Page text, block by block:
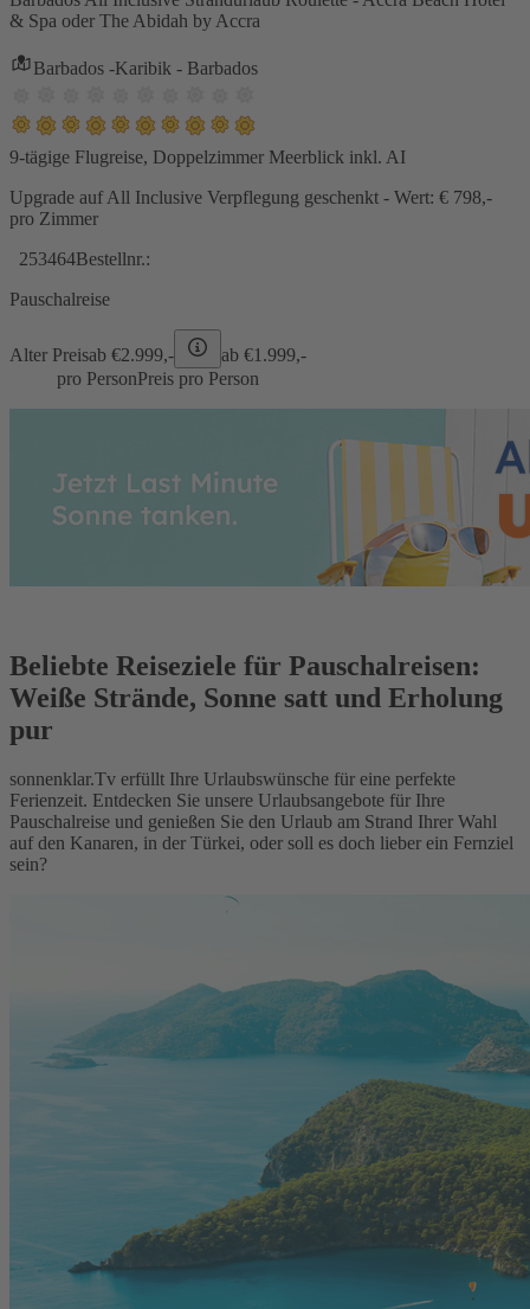
& Spa oder The Abidah by Accra
Barbados -Karibik - Barbados
9-tägige Flugreise, Doppelzimmer Meerblick inkl. AI
Upgrade auf All Inclusive Verpflegung geschenkt - Wert: € 798,-
pro Zimmer
253464Bestellnr.:
Pauschalreise
Alter Preisab €2.999,- ab €1.999,-
pro PersonPreis pro Person
Beliebte Reiseziele für Pauschalreisen:
Weiße Strände, Sonne satt und Erholung
pur
sonnenklar.Tv erfüllt Ihre Urlaubswünsche für eine perfekte
Ferienzeit. Entdecken Sie unsere Urlaubsangebote für Ihre
Pauschalreise und genießen Sie den Urlaub am Strand Ihrer Wahl
auf den Kanaren, in der Türkei, oder soll es doch lieber ein Fernziel
sein?